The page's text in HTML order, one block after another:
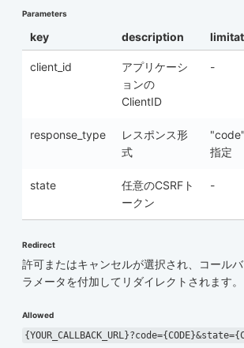
Parameters
key description
client_id
アプリケーシ
ョンの
ClientID
-
response_type
レスポンス形
式
指定
state
任意のCSRFト
ークン
-
Redirect
許可またはキャンセルが選択され、コール
ラメータを付加してリダイレクトされます。
Allowed